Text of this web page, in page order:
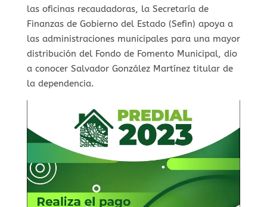
las oficinas recaudadoras, la Secretaría de
Finanzas de Gobierno del Estado (Sefin) apoya a
las administraciones municipales para una mayor
distribución del Fondo de Fomento Municipal, dio
a conocer Salvador González Martínez titular de
la dependencia.